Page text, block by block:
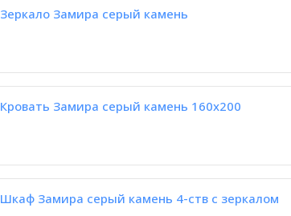
Зеркало Замира серый камень
Кровать Замира серый камень 160x200
Шкаф Замира серый камень 4-ств с зеркалом